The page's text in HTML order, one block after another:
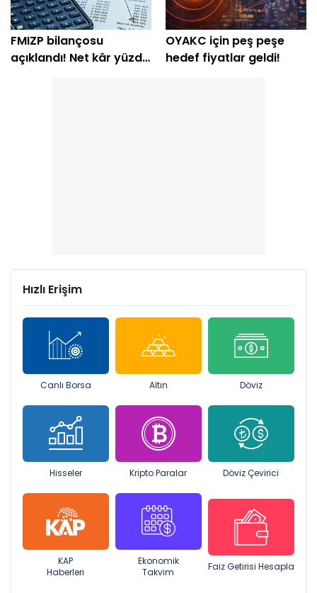
FMIZP bilançosu
açıklandı! Net kâr yüzde
OYAKC için peş peşe
hedef fiyatlar geldi!
Hızlı Erişim
Canlı Borsa Altın Döviz
Hisseler Kripto Paralar Döviz Çevirici
KAP
Haberleri
Ekonomik
Takvim
Faiz Getirisi Hesapla